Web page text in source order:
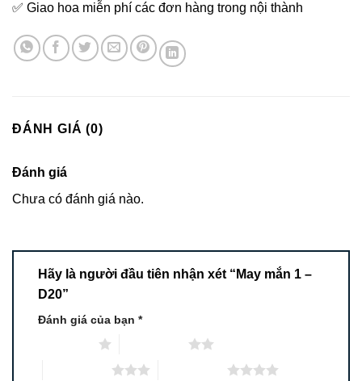
✅ Giao hoa miễn phí các đơn hàng trong nội thành
ĐÁNH GIÁ (0)
Đánh giá
Chưa có đánh giá nào.
Hãy là người đầu tiên nhận xét “May mắn 1 –
D20”
Đánh giá của bạn *